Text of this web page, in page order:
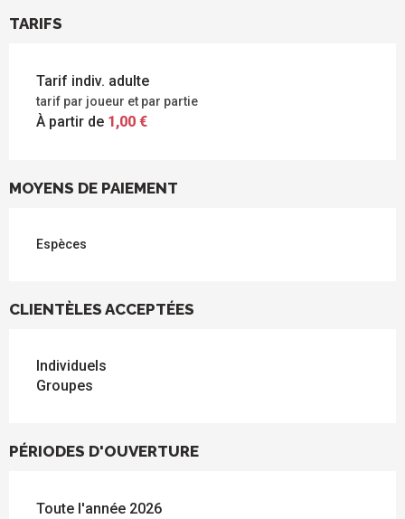
TARIFS
Tarif indiv. adulte
tarif par joueur et par partie
À partir de 1,00 €
MOYENS DE PAIEMENT
Espèces
CLIENTÈLES ACCEPTÉES
Individuels
Groupes
PÉRIODES D'OUVERTURE
Toute l'année 2026